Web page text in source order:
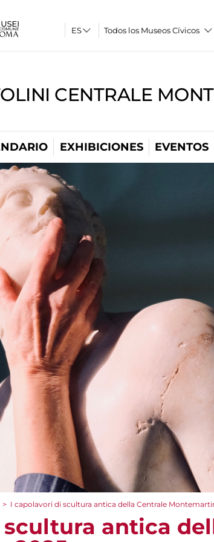
Todos los Museos Cívicos
CENTRALE
EXHIBICIONES EVENTOS
> I capolavori di scultura antica della Centrale
antica